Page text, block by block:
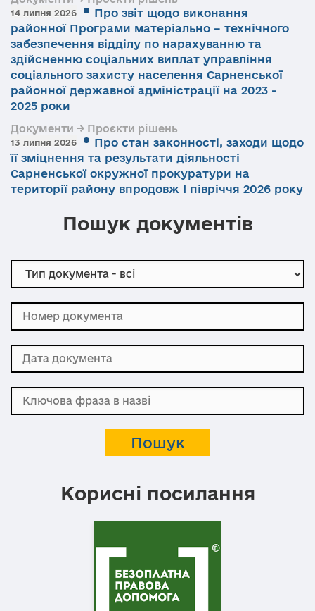
14 липня 2026
Про звіт щодо виконання
районної Програми матеріально – технічного
забезпечення відділу по нарахуванню та
здійсненню соціальних виплат управління
соціального захисту населення Сарненської
районної державної адміністрації на 2023 -
2025 роки
Документи → Проєкти рішень
13 липня 2026
Про стан законності, заходи щодо
її зміцнення та результати діяльності
Сарненської окружної прокуратури на
території району впродовж І півріччя 2026 року
Пошук документів
Корисні посилання